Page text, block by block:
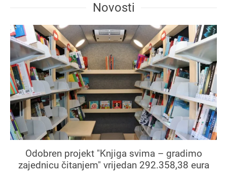
Novosti
Odobren projekt "Knjiga svima – gradimo
zajednicu čitanjem" vrijedan 292.358,38 eura